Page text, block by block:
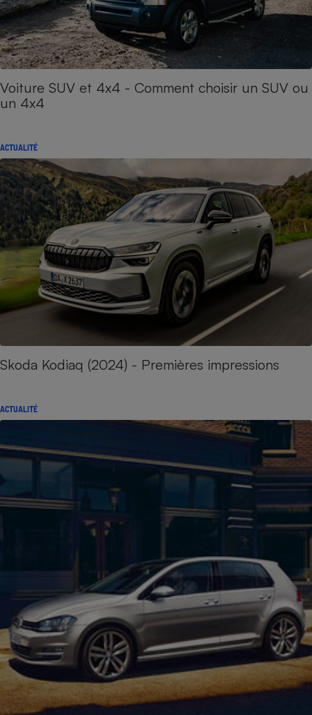
Voiture SUV et 4x4 - Comment choisir un SUV ou
un 4x4
ACTUALITÉ
Skoda Kodiaq (2024) - Premières impressions
ACTUALITÉ